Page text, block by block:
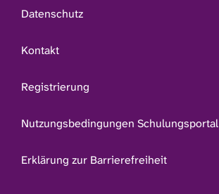
Datenschutz
Kontakt
Registrierung
Nutzungsbedingungen Schulungsportal
Erklärung zur Barrierefreiheit